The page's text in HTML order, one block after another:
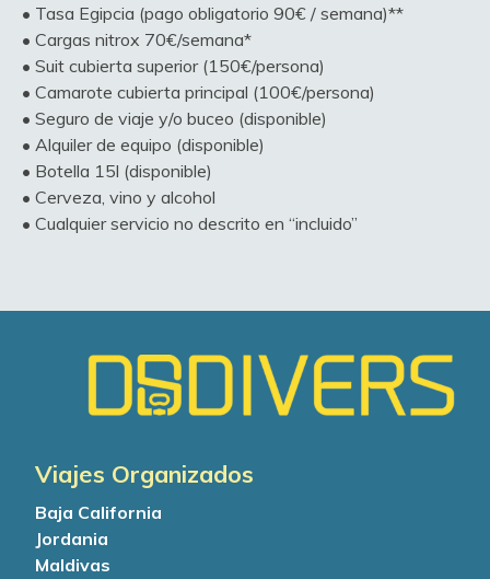
• Tasa Egipcia (pago obligatorio 90€ / semana)**
• Cargas nitrox 70€/semana*
• Suit cubierta superior (150€/persona)
• Camarote cubierta principal (100€/persona)
• Seguro de viaje y/o buceo (disponible)
• Alquiler de equipo (disponible)
• Botella 15l (disponible)
• Cerveza, vino y alcohol
• Cualquier servicio no descrito en “incluido”
Viajes Organizados
Baja California
Jordania
Maldivas